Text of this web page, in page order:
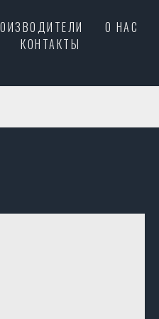
О НАС
КОНТАКТЫ